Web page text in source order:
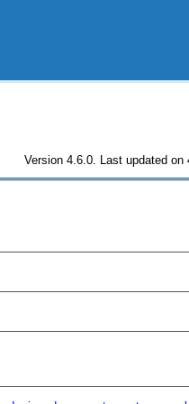
Version 4.6.0. Last updated